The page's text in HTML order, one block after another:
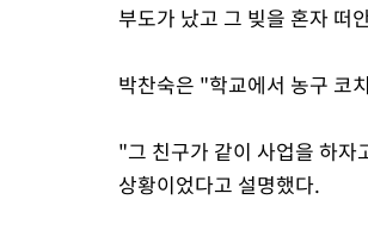
부도가 났고 그 빚을 혼자 떠
박찬숙은 "학교에서 농구 코
"그 친구가 같이 사업을 하자
상황이었다고 설명했다.